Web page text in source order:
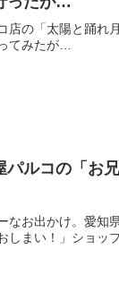
店の「太陽と踊れ
てみたが…
ルコの「お
なお出かけ。愛知
まい！」ショッ